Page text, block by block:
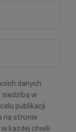
danych
siedzibą w
publikacji
na stronie
każdej chwili